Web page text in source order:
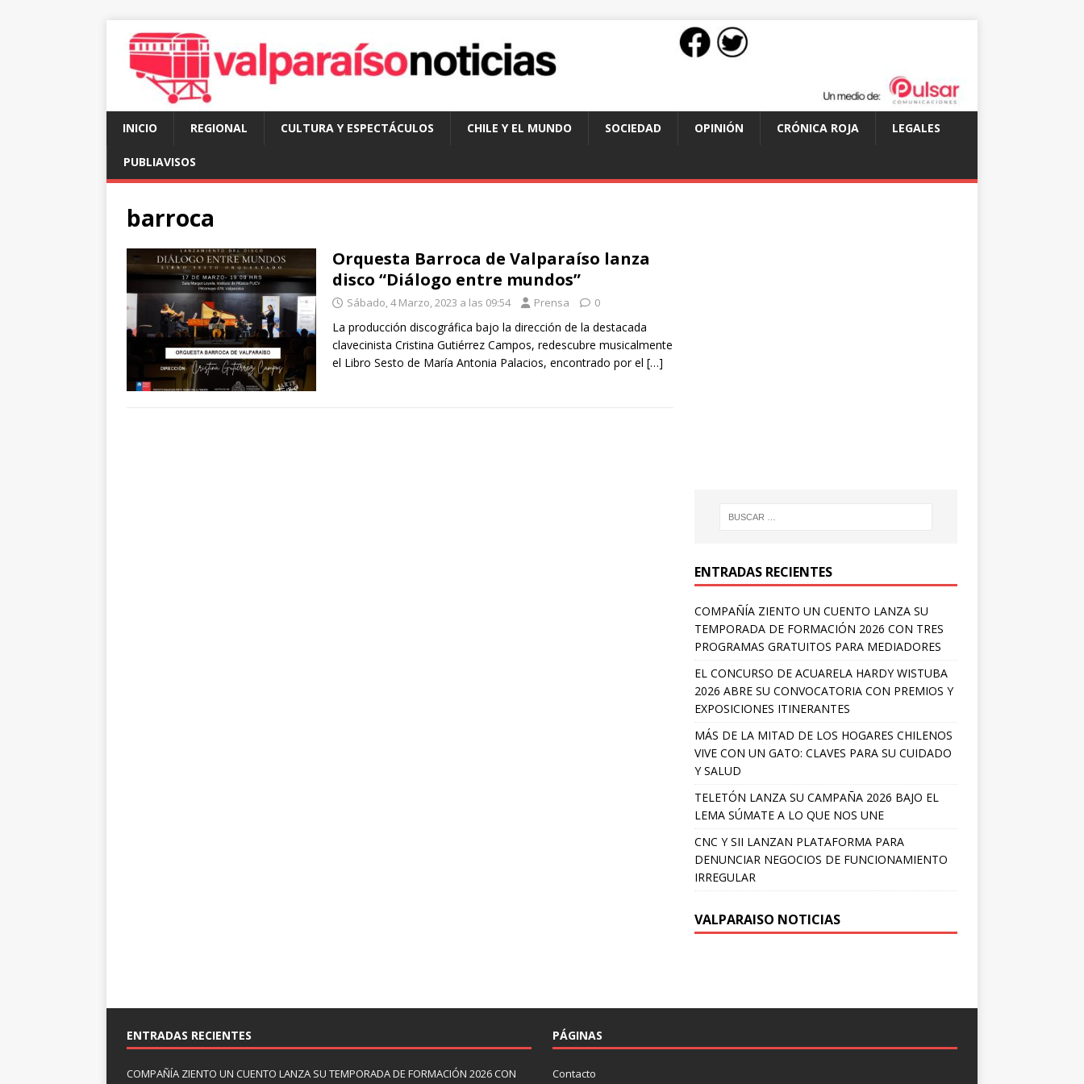
INICIO REGIONAL CULTURA Y ESPECTÁCULOS CHILE Y EL MUNDO SOCIEDAD OPINIÓN CRÓNICA ROJA LEGALES
PUBLIAVISOS
barroca
Orquesta Barroca de Valparaíso lanza
disco “Diálogo entre mundos”
Sábado, 4 Marzo, 2023 a las 09:54 Prensa 0
La producción discográfica bajo la dirección de la destacada
clavecinista Cristina Gutiérrez Campos, redescubre musicalmente
el Libro Sesto de María Antonia Palacios, encontrado por el […]
ENTRADAS RECIENTES
COMPAÑÍA ZIENTO UN CUENTO LANZA SU
TEMPORADA DE FORMACIÓN 2026 CON TRES
PROGRAMAS GRATUITOS PARA MEDIADORES
EL CONCURSO DE ACUARELA HARDY WISTUBA
2026 ABRE SU CONVOCATORIA CON PREMIOS Y
EXPOSICIONES ITINERANTES
MÁS DE LA MITAD DE LOS HOGARES CHILENOS
VIVE CON UN GATO: CLAVES PARA SU CUIDADO
Y SALUD
TELETÓN LANZA SU CAMPAÑA 2026 BAJO EL
LEMA SÚMATE A LO QUE NOS UNE
CNC Y SII LANZAN PLATAFORMA PARA
DENUNCIAR NEGOCIOS DE FUNCIONAMIENTO
IRREGULAR
VALPARAISO NOTICIAS
ENTRADAS RECIENTES
COMPAÑÍA ZIENTO UN CUENTO LANZA SU TEMPORADA DE FORMACIÓN 2026 CON
PÁGINAS
Contacto